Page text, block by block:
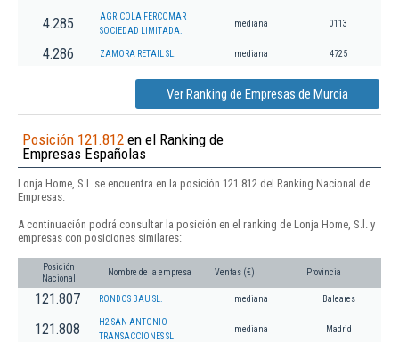
4.285
AGRICOLA FERCOMAR
SOCIEDAD LIMITADA.
mediana 0113
4.286 ZAMORA RETAIL SL. mediana 4725
Ver Ranking de Empresas de Murcia
Posición 121.812 en el Ranking de
Empresas Españolas
Lonja Home, S.l. se encuentra en la posición 121.812 del Ranking Nacional de
Empresas.
A continuación podrá consultar la posición en el ranking de Lonja Home, S.l. y
empresas con posiciones similares:
Posición
Nacional
Nombre de la empresa Ventas (€) Provincia
121.807 RONDOS BAU SL. mediana Baleares
121.808
H2 SAN ANTONIO
TRANSACCIONES SL
mediana Madrid